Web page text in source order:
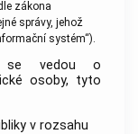
zákona
správy, jehož
systém“).
se vedou o
osoby, tyto
v rozsahu